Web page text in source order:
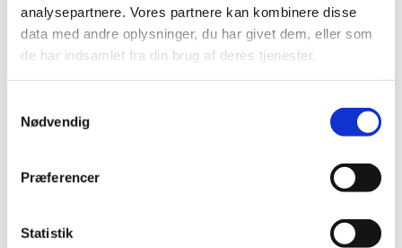
analysepartnere. Vores partnere kan kombinere disse
data med andre oplysninger, du har givet dem, eller som
de har indsamlet fra din brug af deres tjenester.
Nødvendig
Præferencer
Statistik
|19. september 2015|
HeartMate II LVAS System Controller
|17. september 2015|
Artis zee Floor, Artis zee Biplane og Artis zee
|16. september 2015
Artis zee Floor, Artis zee Biplane og Artis zee